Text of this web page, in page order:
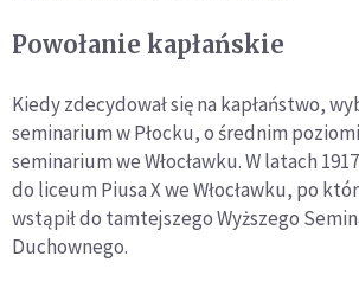
Powołanie kapłańskie
Kiedy zdecydował się na kapłaństwo,
seminarium w Płocku, o średnim
seminarium we Włocławku. W latach
do liceum Piusa X we Włocławku, po
wstąpił do tamtejszego Wyższego
Duchownego.